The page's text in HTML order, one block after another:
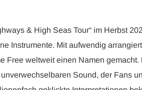
& High Seas Tour“ im Herbst
Instrumente. Mit aufwendig
weltweit einen Namen
Sound, der Fans